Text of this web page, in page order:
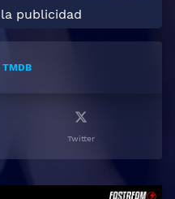
publicidad
TMDB
Twitter